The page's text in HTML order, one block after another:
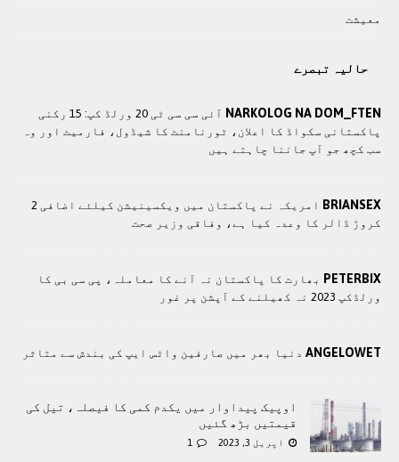
معيشت
حالیہ تبصرے
NARKOLOG NA DOM_FTEN
آئی سی سی ٹی 20 ورلڈ کپ: 15 رکنی
پاکستانی سکواڈ کا اعلان، ٹورنامنٹ کا شیڈول، فارمیٹ اور وہ
سب کچھ جو آپ جاننا چاہتے ہیں
BRIANSEX
امريکہ نے پاکستان میں ویکسینیشن کیلئے اضافی 2
کروڑ ڈالر کا وعدہ کیا ہے، وفاقی وزیر صحت
PETERBIX بھارت کا پاکستان نہ آنے کا معاملہ، پی سی بی کا
ورلڈکپ 2023 نہ کھیلنے کے آپشن پر غور
ANGELOWET دنیا بھر میں صارفین واٹس ایپ کی بندش سے متاثر
اوپیک پیداوار میں یکدم کمی کا فیصلہ، تیل کی
قیمتیں بڑھ گئیں
اپریل 3, 2023 1